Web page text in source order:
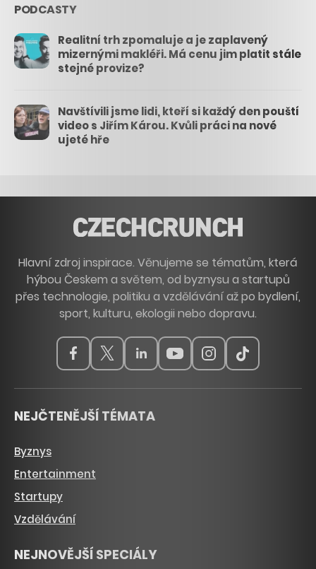
PODCASTY
Realitní trh zpomaluje a je zaplavený
mizernými makléři. Má cenu jim platit stále
stejné provize?
Navštívili jsme lidi, kteří si každý den pouští
video s Jiřím Károu. Kvůli práci na nové
ujeté hře
Hlavní zdroj inspirace. Věnujeme se tématům, která
hýbou Českem a světem, od byznysu a startupů
přes technologie, politiku a vzdělávání až po bydlení,
sport, kulturu, ekologii nebo dopravu.
NEJČTENĚJŠÍ TÉMATA
Byznys
Entertainment
Startupy
Vzdělávání
NEJNOVĚJŠÍ SPECIÁLY